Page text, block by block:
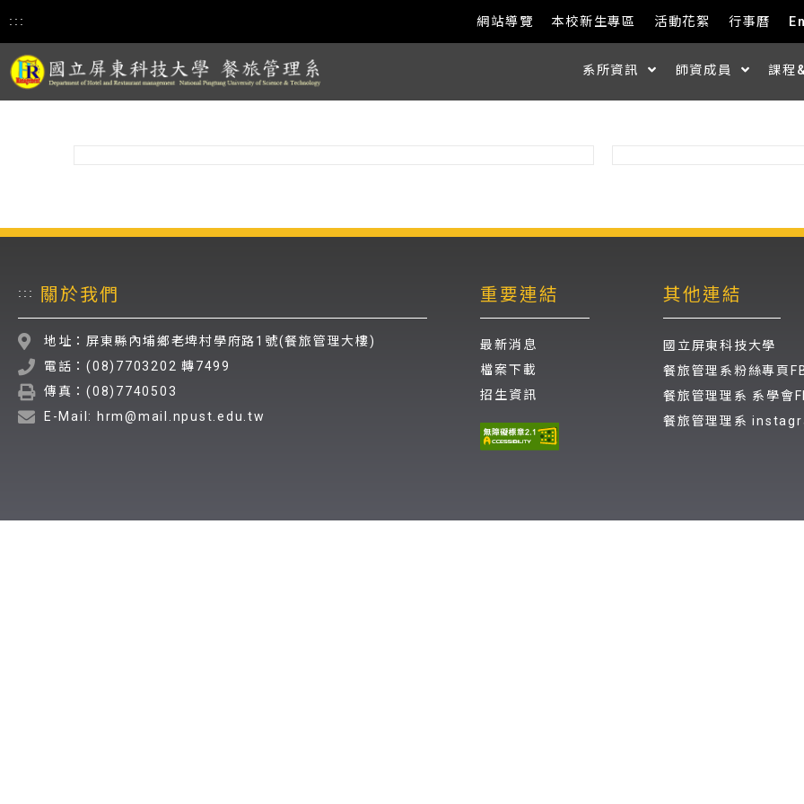
::: 網站導覽 本校新生專區 活動花絮 行事曆
系所資訊 師資成員 課程
::: 關於我們
地址：屏東縣內埔鄉老埤村學府路1號(餐旅管理大樓)
電話：(08)7703202 轉7499
傳真：(08)7740503
E-Mail: hrm@mail.npust.edu.tw
重要連結
最新消息
檔案下載
招生資訊
其他連結
國立屏東科技大學
餐旅管理系粉絲專頁
餐旅管理理系 系學會
餐旅管理理系